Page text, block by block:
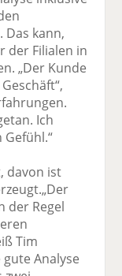
Das kann,
der Filialen in
„Der Kunde
Ich
davon ist
der Regel
Tim
Analyse